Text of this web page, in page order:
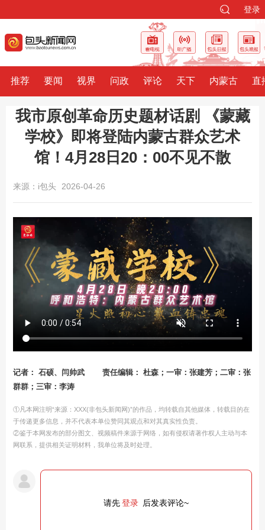
登录
推荐 要闻 视界 问政 评论 天下 内蒙古 直
我市原创革命历史题材话剧 《蒙藏
学校》即将登陆内蒙古群众艺术
馆！4月28日20：00不见不散
来源：i包头 2026-04-26
记者： 石硕、闫帅武
责任编辑： 杜森；一审：张建芳；二审：张
群群；三审：李涛
①凡本网注明“来源：XXX(非包头新闻网)”的作品，均转载自其他媒体，转载目的在
于传递更多信息，并不代表本单位赞同其观点和对其真实性负责。
②鉴于本网发布的部分图文、视频稿件来源于网络，如有侵权请著作权人主动与本
网联系，提供相关证明材料，我单位将及时处理。
请先登录 后发表评论~